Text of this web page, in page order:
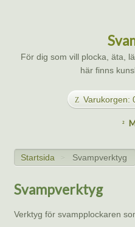
För dig som vill plocka, äta,
här finns
Varukorgen:
Startsida > Svampverktyg
Svampverktyg
Verktyg för svampplockaren